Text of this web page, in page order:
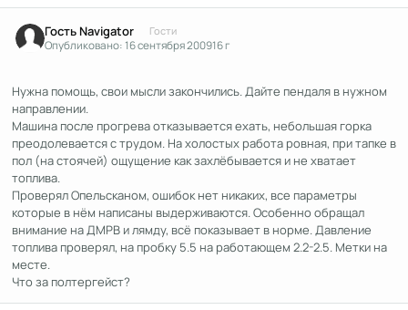
Гость Navigator Гости
Опубликовано:16 сентября 200916 г
Нужна помощь, свои мысли закончились. Дайте пендаля в нужном
направлении.
Машина после прогрева отказывается ехать, небольшая горка
преодолевается с трудом. На холостых работа ровная, при тапке в
пол (на стоячей) ощущение как захлёбывается и не хватает
топлива.
Проверял Опельсканом, ошибок нет никаких, все параметры
которые в нём написаны выдерживаются. Особенно обращал
внимание на ДМРВ и лямду, всё показывает в норме. Давление
топлива проверял, на пробку 5.5 на работающем 2.2-2.5. Метки на
месте.
Что за полтергейст?